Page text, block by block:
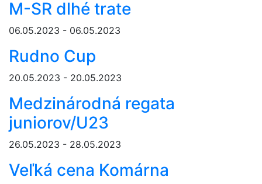
M-SR dlhé trate
06.05.2023 - 06.05.2023
Rudno Cup
20.05.2023 - 20.05.2023
Medzinárodná regata
juniorov/U23
26.05.2023 - 28.05.2023
Veľká cena Komárna